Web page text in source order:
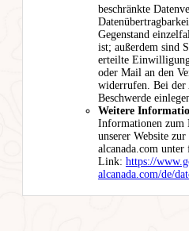
beschränkte
Gegenstand
ist; außerdem sind
erteilte
oder Mail an den
widerrufen. Bei der
Beschwerde
Weitere
Informationen zum
unserer Website
alcanada.com unter
Link: https://
alcanada.com/de/